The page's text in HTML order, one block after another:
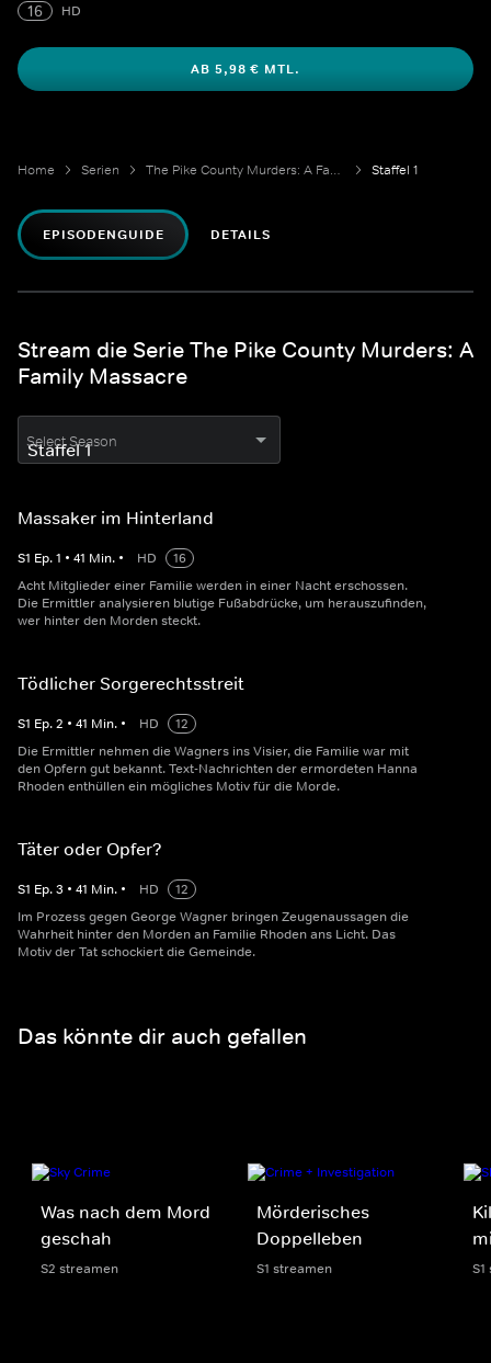
16
HD
AB 5,98 € MTL.
Home Serien The Pike County Murders: A Family Massacre Staffel 1
EPISODENGUIDE DETAILS
Stream die Serie The Pike County Murders: A
Family Massacre
Select Season
Massaker im Hinterland
S1 Ep.1 • 41 Min. • HD
16
Acht Mitglieder einer Familie werden in einer Nacht erschossen.
Die Ermittler analysieren blutige Fußabdrücke, um herauszufinden,
wer hinter den Morden steckt.
Tödlicher Sorgerechtsstreit
S1 Ep.2 • 41 Min. • HD
12
Die Ermittler nehmen die Wagners ins Visier, die Familie war mit
den Opfern gut bekannt. Text-Nachrichten der ermordeten Hanna
Rhoden enthüllen ein mögliches Motiv für die Morde.
Täter oder Opfer?
S1 Ep.3 • 41 Min. • HD
12
Im Prozess gegen George Wagner bringen Zeugenaussagen die
Wahrheit hinter den Morden an Familie Rhoden ans Licht. Das
Motiv der Tat schockiert die Gemeinde.
Das könnte dir auch gefallen
Was nach dem Mord
geschah
S2 streamen
Mörderisches
Doppelleben
S1 streamen